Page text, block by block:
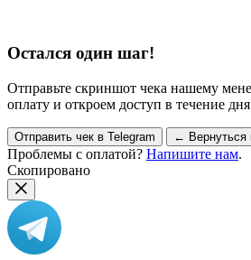
Остался один шаг!
Отправьте скриншот чека нашему
оплату и откроем доступ в течение
Отправить чек в Telegram ← Вернуться
Проблемы с оплатой? Напишите нам.
Скопировано